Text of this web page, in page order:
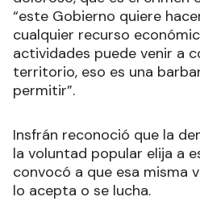
“este Gobierno quiere
cualquier recurso
actividades puede venir a
territorio, eso es una
permitir”.
Insfrán reconoció que la
la voluntad popular elija a
convocó a que esa misma
lo acepta o se lucha.